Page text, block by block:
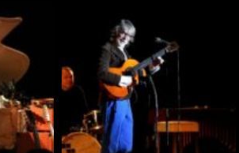
IGNEA DROPPT DIE ZWEITE SINGLE